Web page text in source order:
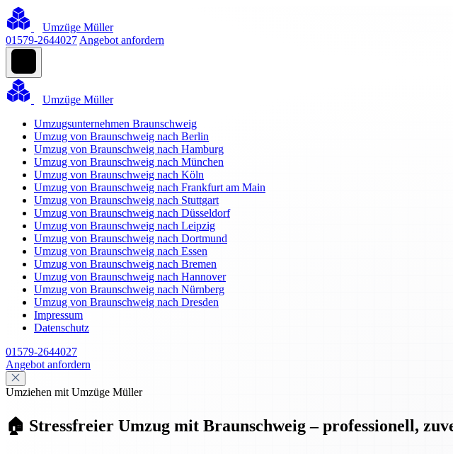
Umzüge Müller
01579-2644027 Angebot anfordern
Umzüge Müller
Umzugsunternehmen Braunschweig
Umzug von Braunschweig nach Berlin
Umzug von Braunschweig nach Hamburg
Umzug von Braunschweig nach München
Umzug von Braunschweig nach Köln
Umzug von Braunschweig nach Frankfurt am Main
Umzug von Braunschweig nach Stuttgart
Umzug von Braunschweig nach Düsseldorf
Umzug von Braunschweig nach Leipzig
Umzug von Braunschweig nach Dortmund
Umzug von Braunschweig nach Essen
Umzug von Braunschweig nach Bremen
Umzug von Braunschweig nach Hannover
Umzug von Braunschweig nach Nürnberg
Umzug von Braunschweig nach Dresden
Impressum
Datenschutz
01579-2644027
Angebot anfordern
Umziehen mit Umzüge Müller
🏠 Stressfreier Umzug mit Braunschweig – professionell,